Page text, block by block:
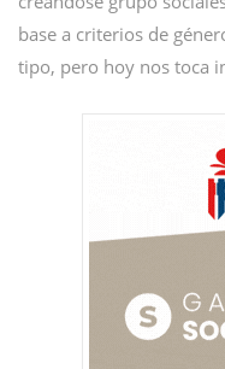
base a criterios de
tipo, pero hoy nos toca